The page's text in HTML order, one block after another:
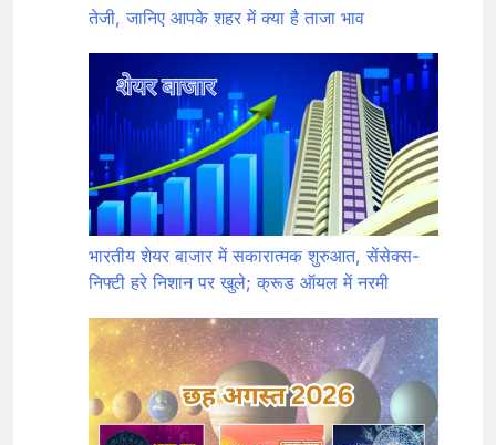
तेजी, जानिए आपके शहर में क्या है ताजा भाव
भारतीय शेयर बाजार में सकारात्मक शुरुआत, सेंसेक्स-
निफ्टी हरे निशान पर खुले; क्रूड ऑयल में नरमी